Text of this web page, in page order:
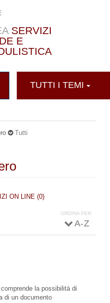
SERVIZI
E
TUTTI I TEMI
Tutti
ON LINE (0)
ORDINA PER
A - Z
la possibilità di
di un documento